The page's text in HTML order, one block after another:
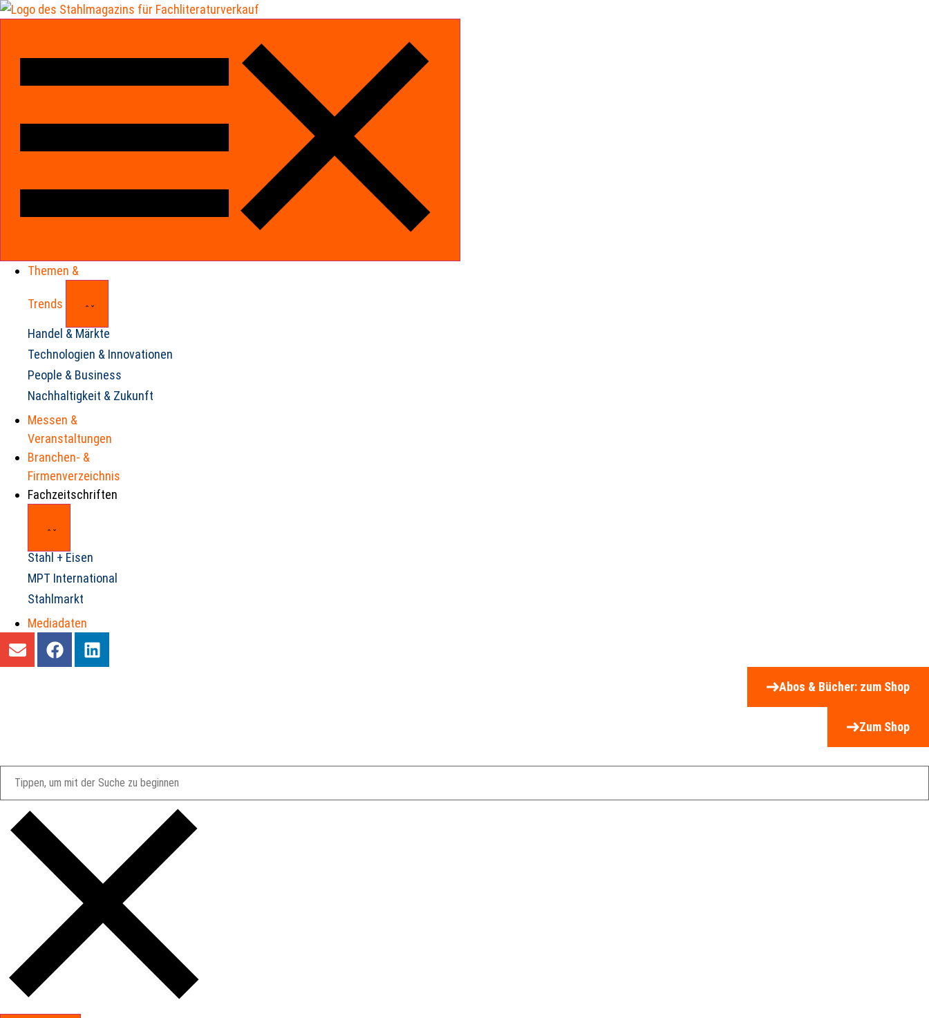
Themen &
Trends
Handel & Märkte
Technologien & Innovationen
People & Business
Nachhaltigkeit & Zukunft
Messen &
Veranstaltungen
Branchen- &
Firmenverzeichnis
Fachzeitschriften
Stahl + Eisen
MPT International
Stahlmarkt
Mediadaten
Abos & Bücher: zum Shop
Zum Shop